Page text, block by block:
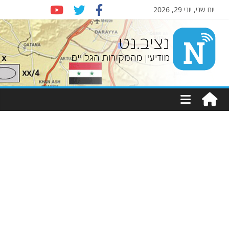
יום שני, יוני 29, 2026
Nziv.net
מודיעין
מהמקורות